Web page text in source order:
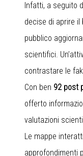
Infatti, a seguito
decise di aprire il
pubblico
scientifici.
contrastare le
Con ben 92 post
offerto
valutazioni
Le mappe
approfondimenti